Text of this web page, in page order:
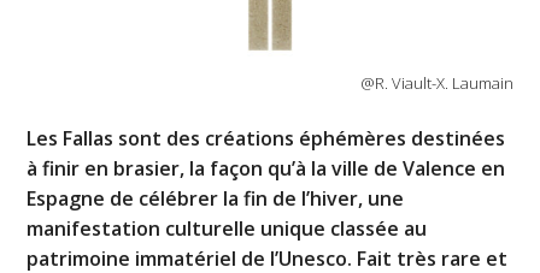
@R. Viault-X. Laumain
Les Fallas sont des créations éphémères destinées
à finir en brasier, la façon qu’à la ville de Valence en
Espagne de célébrer la fin de l’hiver, une
manifestation culturelle unique classée au
patrimoine immatériel de l’Unesco. Fait très rare et